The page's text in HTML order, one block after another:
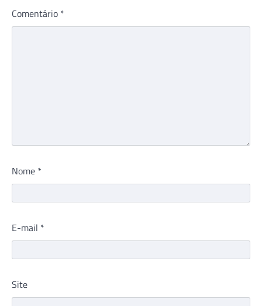
Comentário *
Nome *
E-mail *
Site